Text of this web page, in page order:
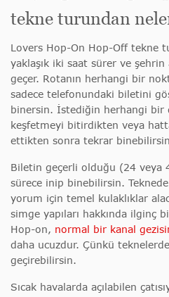
tekne turundan
Lovers Hop-On Hop-Off tekne
yaklaşık iki saat sürer ve şehrin
geçer. Rotanın herhangi bir
sadece telefonundaki biletini
binersin. İstediğin herhangi bir
keşfetmeyi bitirdikten veya
ettikten sonra tekrar
Biletin geçerli olduğu (24 veya
sürece inip binebilirsin.
yorum için temel kulaklıklar
simge yapıları hakkında ilginç
Hop-on, normal bir kanal
daha ucuzdur. Çünkü
geçirebilirsin.
Sıcak havalarda açılabilen